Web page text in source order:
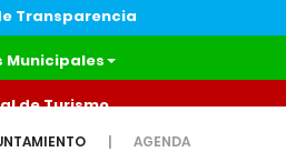
Transparencia
Municipales
de Turismo
AGENDA